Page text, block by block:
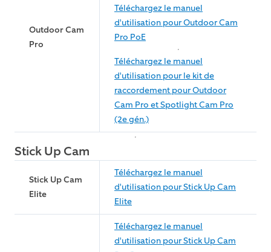
Outdoor Cam
Pro
Téléchargez le manuel
d'utilisation pour Outdoor Cam
Pro PoE
Téléchargez le manuel
d'utilisation pour le kit de
raccordement pour Outdoor
Cam Pro et Spotlight Cam Pro
(2e gén.)
Stick Up Cam
Stick Up Cam
Elite
Téléchargez le manuel
d'utilisation pour Stick Up Cam
Elite
Téléchargez le manuel
d'utilisation pour Stick Up Cam